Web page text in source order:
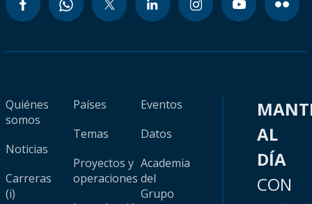
Quiénes
somos
Noticias
Carreras
(i)
Países
Temas
Proyectos y
operaciones
Eventos
Datos
Academia
del
Grupo
AL
DÍA
CON